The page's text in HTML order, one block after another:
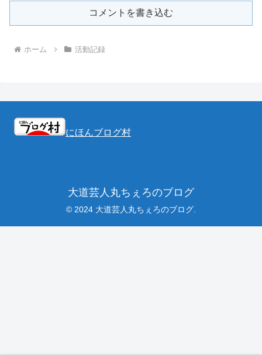
コメントを書き込む
ホーム 活動記録
にほんブログ村
大道芸人丸ちぇろのブログ
© 2024 大道芸人丸ちぇろのブログ.